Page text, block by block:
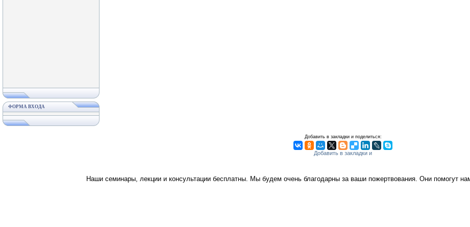
ФОРМА ВХОДА
Добавить в закладки и поделиться:
Наши семинары, лекции и консультации бесплатны. Мы будем очень благодарны за ваши пожертвования. Они помогут